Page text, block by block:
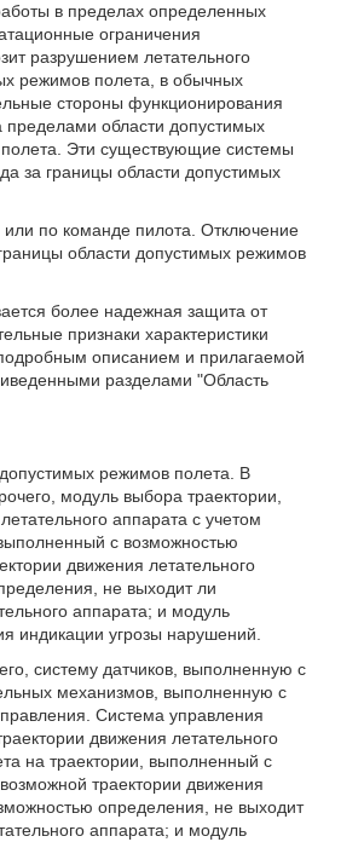
в пределах определенных
ограничения
разрушением летательного
режимов полета, в обычных
стороны функционирования
пределами области допустимых
Эти существующие системы
за границы области допустимых
по команде пилота. Отключение
области допустимых режимов
более надежная защита от
признаки характеристики
описанием и прилагаемой
разделами "Область
режимов полета. В
модуль выбора траектории,
аппарата с учетом
с возможностью
движения летательного
не выходит ли
аппарата; и модуль
индикации угрозы нарушений.
систему датчиков, выполненную с
механизмов, выполненную с
Система управления
движения летательного
на траектории, выполненный с
траектории движения
определения, не выходит
аппарата; и модуль